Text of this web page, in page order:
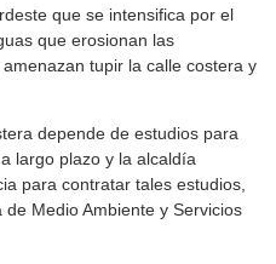
que se intensifica por el
que erosionan las
tupir la calle costera y
depende de estudios para
largo plazo y la alcaldía
para contratar tales estudios,
Medio Ambiente y Servicios